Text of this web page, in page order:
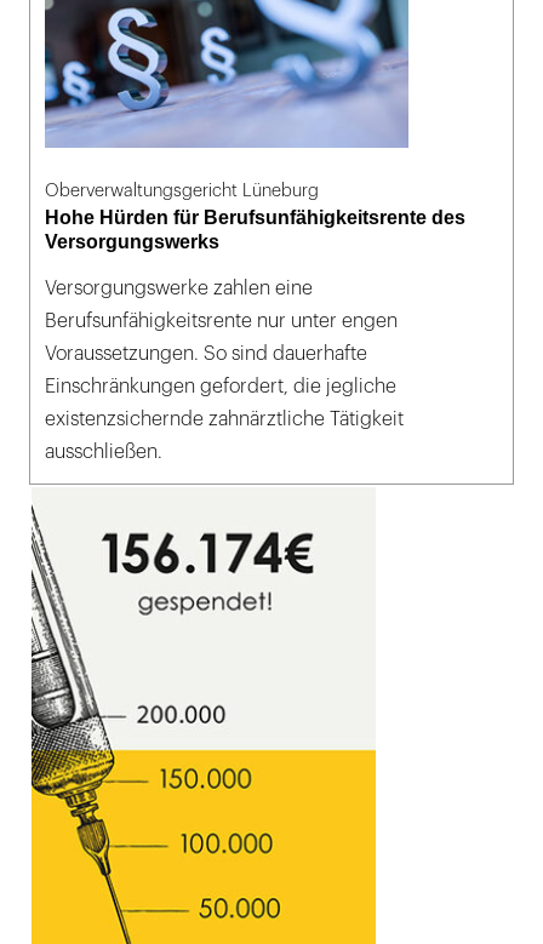
Oberverwaltungsgericht Lüneburg
Hohe Hürden für Berufsunfähigkeitsrente des
Versorgungswerks
Versorgungswerke zahlen eine
Berufsunfähigkeitsrente nur unter engen
Voraussetzungen. So sind dauerhafte
Einschränkungen gefordert, die jegliche
existenzsichernde zahnärztliche Tätigkeit
ausschließen.